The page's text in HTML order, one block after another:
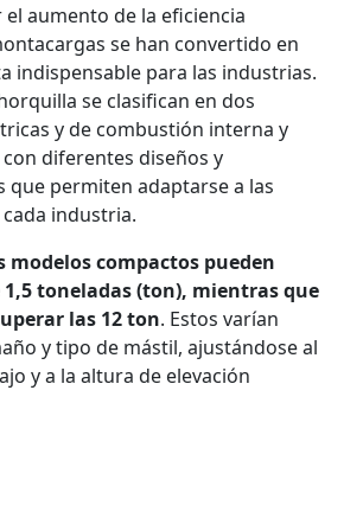
aumento de la eficiencia
se han convertido en
indispensable para las industrias.
se clasifican en dos
y de combustión interna y
diferentes diseños y
que permiten adaptarse a las
industria.
modelos compactos pueden
toneladas (ton), mientras que
las 12 ton. Estos varían
y tipo de mástil, ajustándose al
y a la altura de elevación